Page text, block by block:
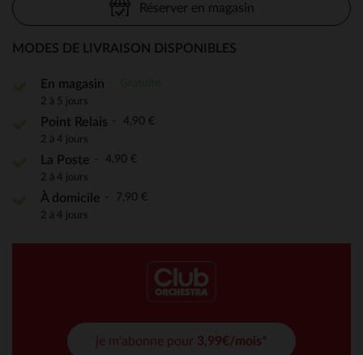
Réserver en magasin
MODES DE LIVRAISON DISPONIBLES
En magasin
2 à 5 jours
Point Relais 4,90 €
2 à 4 jours
La Poste 4,90 €
2 à 4 jours
À domicile 7,90 €
2 à 4 jours
je m'abonne pour 3,99€/mois*